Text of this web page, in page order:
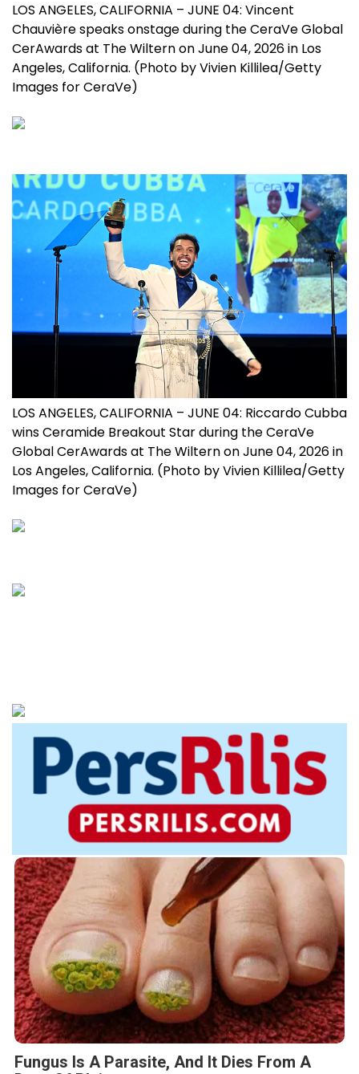
LOS ANGELES, CALIFORNIA – JUNE 04: Vincent
Chauvière speaks onstage during the CeraVe Global
CerAwards at The Wiltern on June 04, 2026 in Los
Angeles, California. (Photo by Vivien Killilea/Getty
Images for CeraVe)
LOS ANGELES, CALIFORNIA – JUNE 04: Riccardo Cubba
wins Ceramide Breakout Star during the CeraVe
Global CerAwards at The Wiltern on June 04, 2026 in
Los Angeles, California. (Photo by Vivien Killilea/Getty
Images for CeraVe)
Fungus Is A Parasite, And It Dies From A